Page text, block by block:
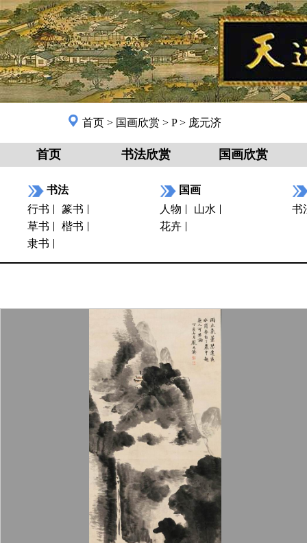
首页 > 国画欣赏 > P> 庞元济
首页 书法欣赏 国画欣赏
书法
行书
篆书
草书
楷书
隶书
国画
人物
山水
花卉
书